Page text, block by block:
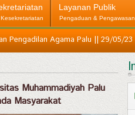
Layanan Publik
Pengaduan & Pengawasan
Pengadilan Agama Palu || 29/05/23
Muhammadiyah Palu
Masyarakat